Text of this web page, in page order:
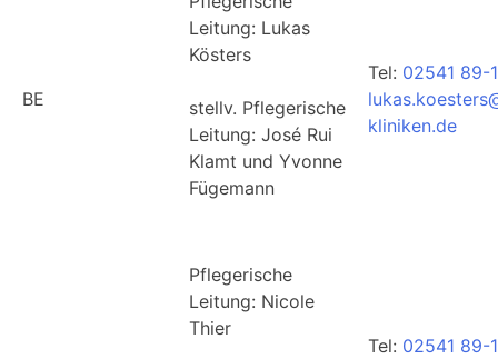
BE
Leitung: Lukas
Kösters
stellv. Pflegerische
Leitung: José Rui
Klamt und Yvonne
Fügemann
Tel: 02541 89-
kliniken.de
Pflegerische
Leitung: Nicole
Thier
Tel: 02541 89-